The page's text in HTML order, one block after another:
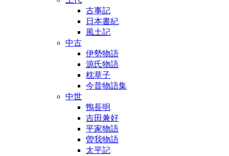
古事記
日本書紀
風土記
中古
伊勢物語
源氏物語
枕草子
今昔物語集
中世
鴨長明
吉田兼好
平家物語
曽我物語
太平記